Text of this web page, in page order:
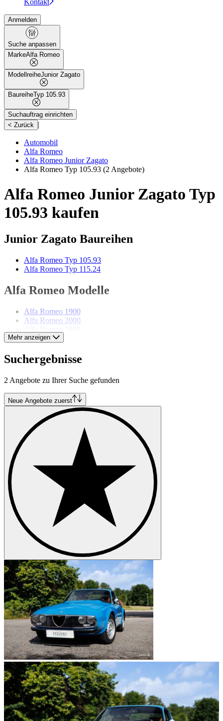
Kontakt
Anmelden
Suche anpassen
MarkeAlfa Romeo
ModellreiheJunior Zagato
BaureiheTyp 105.93
Suchauftrag einrichten
< Zurück |
Automobil
Alfa Romeo
Alfa Romeo Junior Zagato
Alfa Romeo Typ 105.93 (2 Angebote)
Alfa Romeo Junior Zagato Typ
105.93 kaufen
Junior Zagato Baureihen
Alfa Romeo Typ 105.93
Alfa Romeo Typ 115.24
Alfa Romeo Modelle
Alfa Romeo 1900
Alfa Romeo 2000
Alfa Romeo 6C
Alfa Romeo Alfetta
Alfa Romeo Giulia
Alfa Romeo GTV
Alfa Romeo Montreal
Alfa Romeo Spider
Alfa Romeo SZ-RZ
Mehr anzeigen
Suchergebnisse
2 Angebote zu Ihrer Suche gefunden
Neue Angebote zuerst